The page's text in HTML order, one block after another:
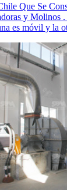
Que Se
y Molinos
es móvil y la